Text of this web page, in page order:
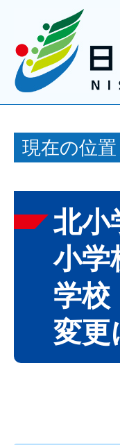
現在の位置
北小
小学
学校
変更